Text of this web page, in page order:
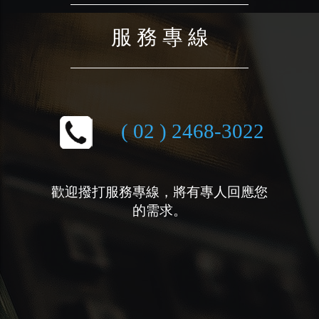
服 務 專 線
( 02 ) 2468-3022
歡迎撥打服務專線，將有專人回應您
的需求。